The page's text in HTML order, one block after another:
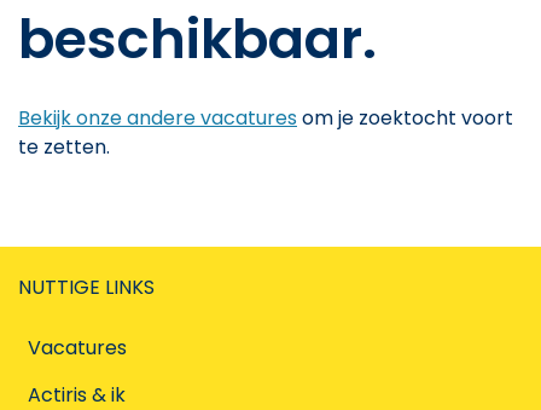
beschikbaar.
Bekijk onze andere vacaturesom je zoektocht voort
te zetten.
NUTTIGE LINKS
Vacatures
Actiris & ik